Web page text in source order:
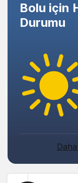
Bolu için
Durumu